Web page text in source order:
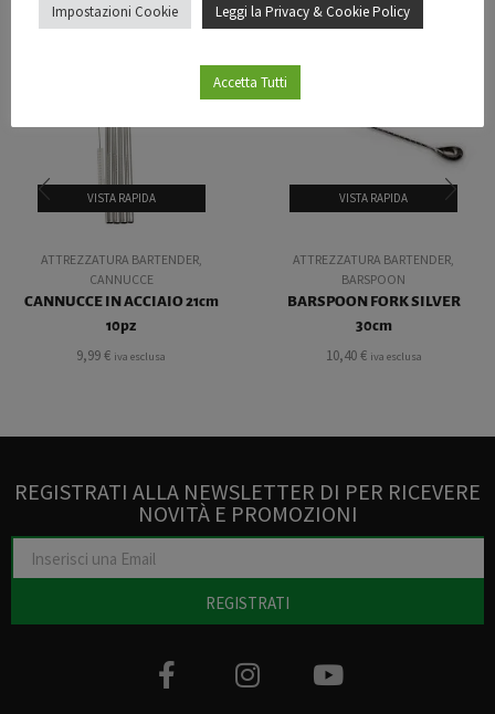
VISTA RAPIDA
ATTREZZATURA BARTENDER,
CANNUCCE
CANNUCCE IN ACCIAIO 21cm
10pz
9,99€ iva esclusa
VISTA RAPIDA
ATTREZZATURA BARTENDER,
BARSPOON
BARSPOON FORK SILVER
30cm
10,40€ iva esclusa
REGISTRATI ALLA NEWSLETTER DI PER RICEVERE
NOVITÀ E PROMOZIONI
REGISTRATI
Impostazioni Cookie Leggi la Privacy & Cookie Policy
Accetta Tutti